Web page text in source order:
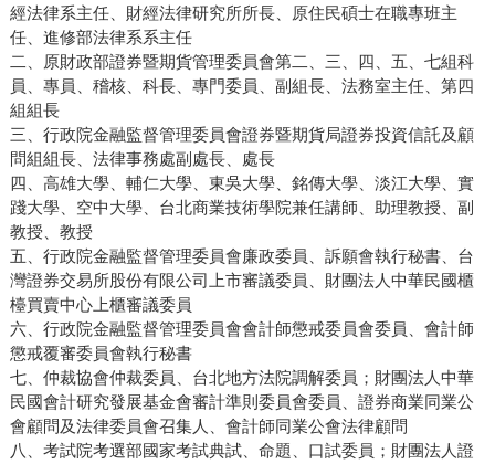
經法律系主任、財經法律研究所所長、原住民碩士在職專班主
任、進修部法律系系主任
二、原財政部證券暨期貨管理委員會第二、三、四、五、七組科
員、專員、稽核、科長、專門委員、副組長、法務室主任、第四
組組長
三、行政院金融監督管理委員會證券暨期貨局證券投資信託及顧
問組組長、法律事務處副處長、處長
四、高雄大學、輔仁大學、東吳大學、銘傳大學、淡江大學、實
踐大學、空中大學、台北商業技術學院兼任講師、助理教授、副
教授、教授
五、行政院金融監督管理委員會廉政委員、訴願會執行秘書、台
灣證券交易所股份有限公司上市審議委員、財團法人中華民國櫃
檯買賣中心上櫃審議委員
六、行政院金融監督管理委員會會計師懲戒委員會委員、會計師
懲戒覆審委員會執行秘書
七、仲裁協會仲裁委員、台北地方法院調解委員；財團法人中華
民國會計研究發展基金會審計準則委員會委員、證券商業同業公
會顧問及法律委員會召集人、會計師同業公會法律顧問
八、考試院考選部國家考試典試、命題、口試委員；財團法人證